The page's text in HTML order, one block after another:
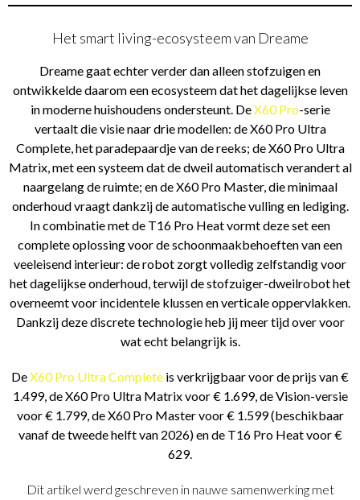
Het smart living-ecosysteem van Dreame
Dreame gaat echter verder dan alleen stofzuigen en
ontwikkelde daarom een ecosysteem dat het dagelijkse leven
in moderne huishoudens ondersteunt. DeX60 Pro-serie
vertaalt die visie naar drie modellen: de X60 Pro Ultra
Complete, het paradepaardje van de reeks; de X60 Pro Ultra
Matrix, met een systeem dat de dweil automatisch verandert al
naargelang de ruimte; en de X60 Pro Master, die minimaal
onderhoud vraagt dankzij de automatische vulling en lediging.
In combinatie met de T16 Pro Heat vormt deze set een
complete oplossing voor de schoonmaakbehoeften van een
veeleisend interieur: de robot zorgt volledig zelfstandig voor
het dagelijkse onderhoud, terwijl de stofzuiger-dweilrobot het
overneemt voor incidentele klussen en verticale oppervlakken.
Dankzij deze discrete technologie heb jij meer tijd over voor
wat echt belangrijk is.
DeX60 Pro Ultra Complete is verkrijgbaar voor de prijs van €
1.499, de X60 Pro Ultra Matrix voor € 1.699, de Vision-versie
voor € 1.799, de X60 Pro Master voor € 1.599 (beschikbaar
vanaf de tweede helft van 2026) en de T16 Pro Heat voor €
629.
Dit artikel werd geschreven in nauwe samenwerking met